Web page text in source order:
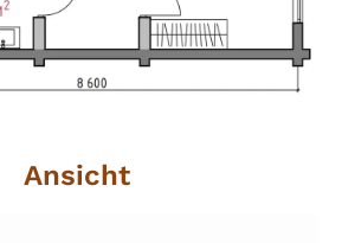
Ansicht